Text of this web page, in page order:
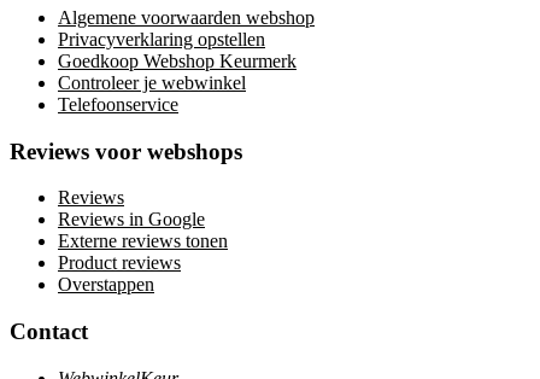
Algemene voorwaarden webshop
Privacyverklaring opstellen
Goedkoop Webshop Keurmerk
Controleer je webwinkel
Telefoonservice
Reviews voor webshops
Reviews
Reviews in Google
Externe reviews tonen
Product reviews
Overstappen
Contact